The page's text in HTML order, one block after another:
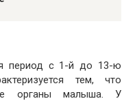
период с 1-й до 13-ю
тем, что
органы малыша. У